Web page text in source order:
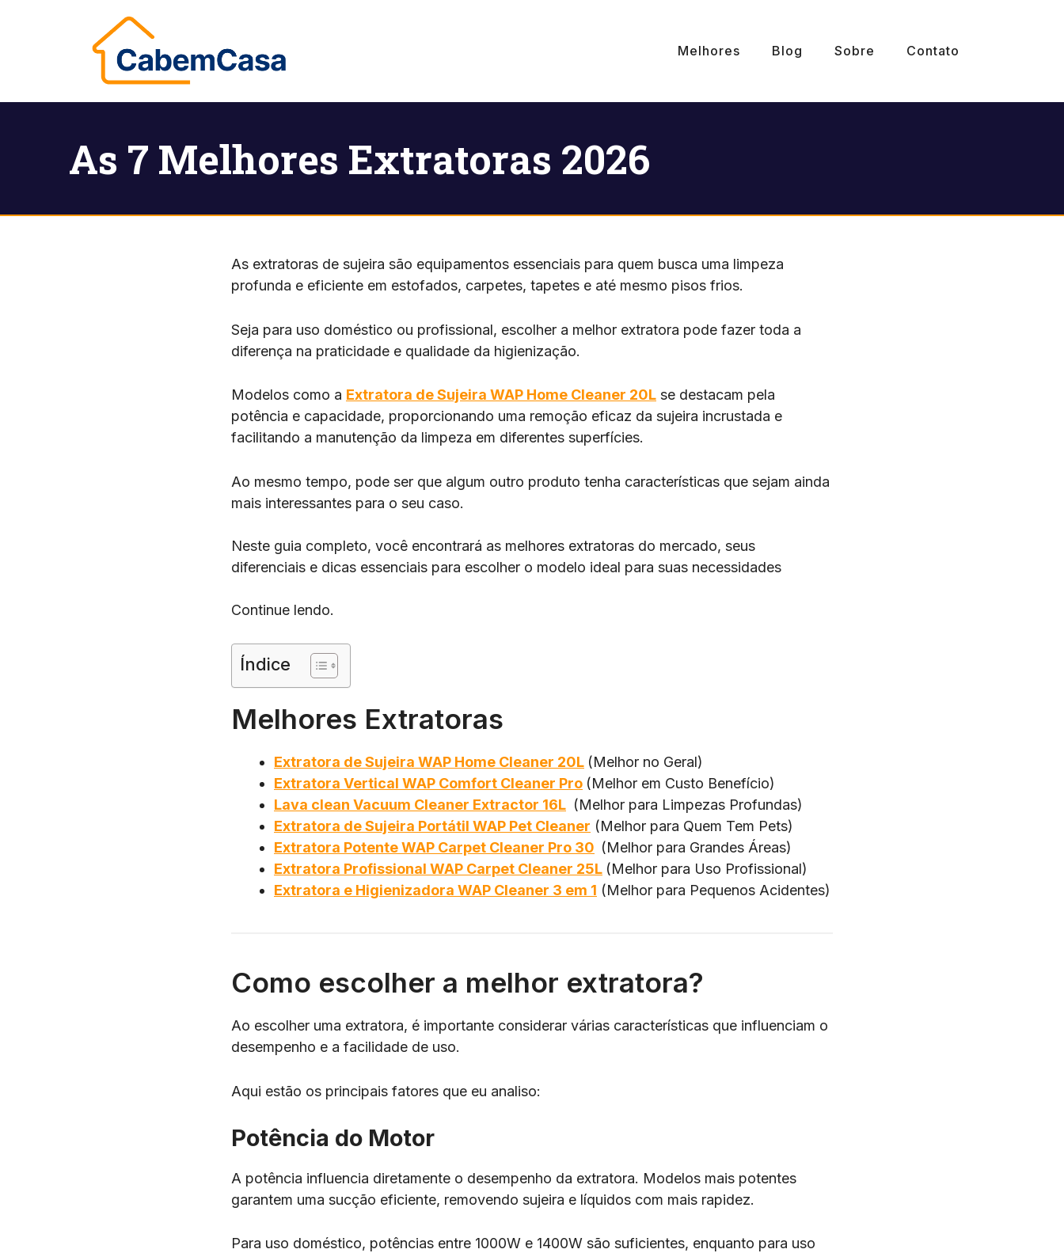
Melhores Blog Sobre Contato
As 7 Melhores Extratoras 2026
As extratoras de sujeira são equipamentos essenciais para quem busca uma limpeza
profunda e eficiente em estofados, carpetes, tapetes e até mesmo pisos frios.
Seja para uso doméstico ou profissional, escolher a melhor extratora pode fazer toda a
diferença na praticidade e qualidade da higienização.
Modelos como a Extratora de Sujeira WAP Home Cleaner 20L se destacam pela
potência e capacidade, proporcionando uma remoção eficaz da sujeira incrustada e
facilitando a manutenção da limpeza em diferentes superfícies.
Ao mesmo tempo, pode ser que algum outro produto tenha características que sejam ainda
mais interessantes para o seu caso.
Neste guia completo, você encontrará as melhores extratoras do mercado, seus
diferenciais e dicas essenciais para escolher o modelo ideal para suas necessidades
Continue lendo.
Índice
Melhores Extratoras
Extratora de Sujeira WAP Home Cleaner 20L (Melhor no Geral)
Extratora Vertical WAP Comfort Cleaner Pro (Melhor em Custo Benefício)
Lava clean Vacuum Cleaner Extractor 16L (Melhor para Limpezas Profundas)
Extratora de Sujeira Portátil WAP Pet Cleaner (Melhor para Quem Tem Pets)
Extratora Potente WAP Carpet Cleaner Pro 30 (Melhor para Grandes Áreas)
Extratora Profissional WAP Carpet Cleaner 25L (Melhor para Uso Profissional)
Extratora e Higienizadora WAP Cleaner 3 em 1 (Melhor para Pequenos Acidentes)
Como escolher a melhor extratora?
Ao escolher uma extratora, é importante considerar várias características que influenciam o
desempenho e a facilidade de uso.
Aqui estão os principais fatores que eu analiso:
Potência do Motor
A potência influencia diretamente o desempenho da extratora. Modelos mais potentes
garantem uma sucção eficiente, removendo sujeira e líquidos com mais rapidez.
Para uso doméstico, potências entre 1000W e 1400W são suficientes, enquanto para uso